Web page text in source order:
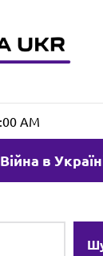
AM
Війна в